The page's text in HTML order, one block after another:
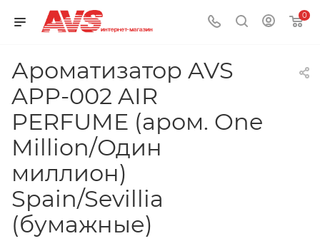
0
Ароматизатор AVS
APP-002 AIR
PERFUME (аром. One
Million/Один
миллион)
Spain/Sevillia
(бумажные)